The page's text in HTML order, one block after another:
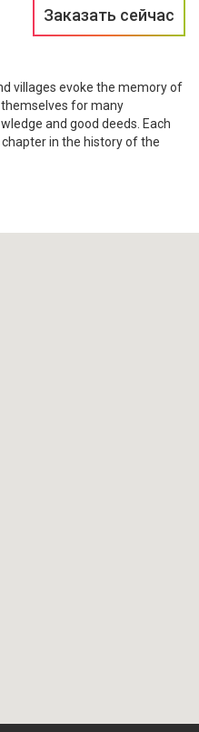
Заказать сейчас
villages evoke the memory of
for many
and good deeds. Each
in the history of the